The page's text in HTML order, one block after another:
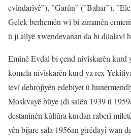
evîndarîyê”), ”Garûn” (”Bahar”),
Gelek berhemên wî bi zimanên
û ji alîyê xwendevanan da bi dilalavî
Emînê Evdal bi çend nivîskarên kurd
komela nivîskarên kurd ya rex
tevî dehrojîyên edebîyet û
Moskvayê bûye (di salên 1939 û
destanînên kûltûra kurdan raberî
yên bijare sala 1956an girêdayî wan